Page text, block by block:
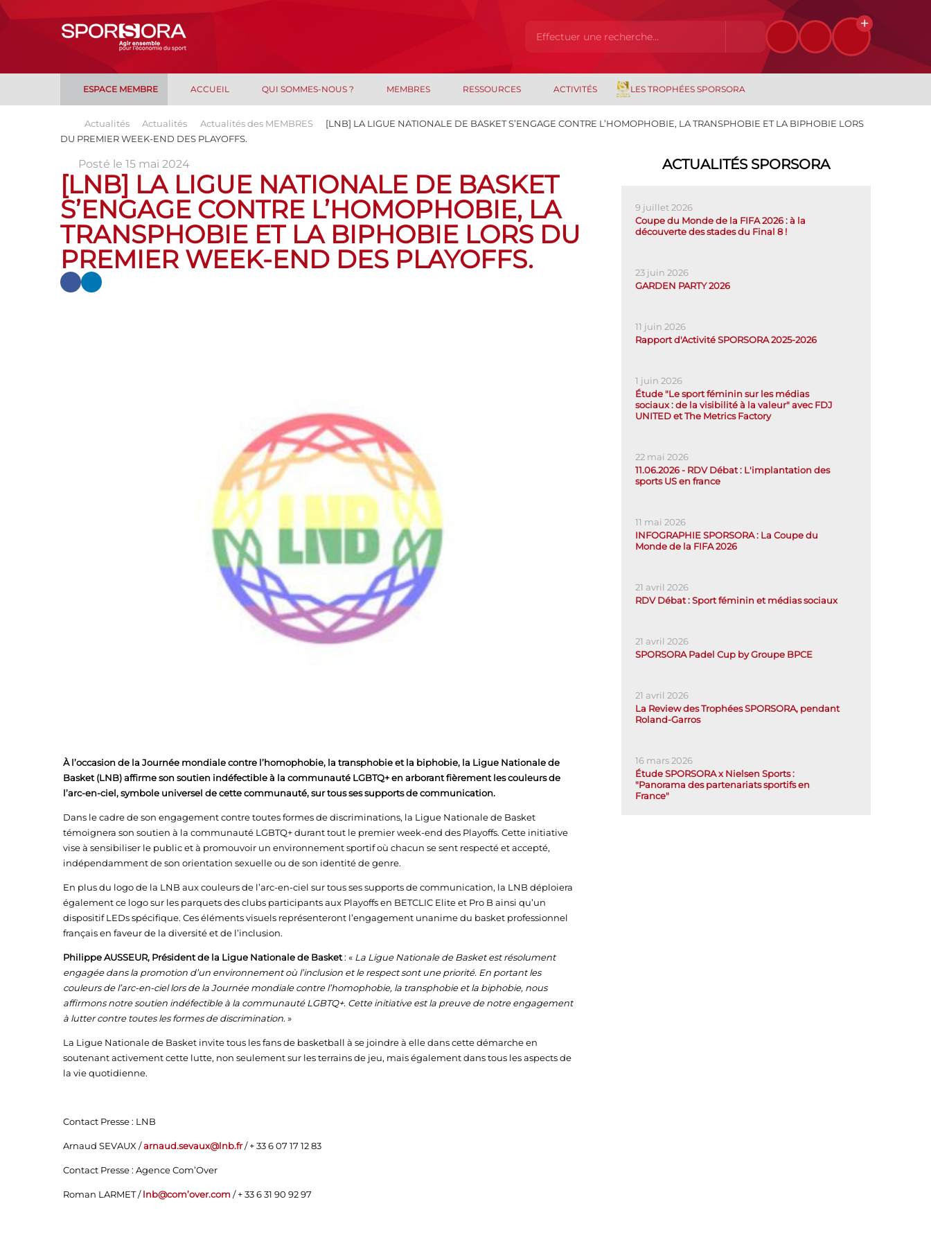
ESPACE MEMBRE ACCUEIL QUI SOMMES-NOUS ? MEMBRES RESSOURCES ACTIVITÉS LES TROPHÉES SPORSORA
Actualités Actualités Actualités des MEMBRES
[LNB] LA LIGUE NATIONALE DE BASKET S’ENGAGE CONTRE L’HOMOPHOBIE, LA TRANSPHOBIE ET LA BIPHOBIE LORS
DU PREMIER WEEK-END DES PLAYOFFS.
Posté le 15 mai 2024
[LNB] LA LIGUE NATIONALE DE BASKET
S’ENGAGE CONTRE L’HOMOPHOBIE, LA
TRANSPHOBIE ET LA BIPHOBIE LORS DU
PREMIER WEEK-END DES PLAYOFFS.
À l’occasion de la Journée mondiale contre l’homophobie, la transphobie et la biphobie, la Ligue Nationale de
Basket (LNB) affirme son soutien indéfectible à la communauté LGBTQ+ en arborant fièrement les couleurs de
l’arc-en-ciel, symbole universel de cette communauté, sur tous ses supports de communication.
Dans le cadre de son engagement contre toutes formes de discriminations, la Ligue Nationale de Basket
témoignera son soutien à la communauté LGBTQ+ durant tout le premier week-end des Playoffs. Cette initiative
vise à sensibiliser le public et à promouvoir un environnement sportif où chacun se sent respecté et accepté,
indépendamment de son orientation sexuelle ou de son identité de genre.
En plus du logo de la LNB aux couleurs de l’arc-en-ciel sur tous ses supports de communication, la LNB déploiera
également ce logo sur les parquets des clubs participants aux Playoffs en BETCLIC Elite et Pro B ainsi qu’un
dispositif LEDs spécifique. Ces éléments visuels représenteront l’engagement unanime du basket professionnel
français en faveur de la diversité et de l’inclusion.
Philippe AUSSEUR, Président de la Ligue Nationale de Basket: « La Ligue Nationale de Basket est résolument
engagée dans la promotion d’un environnement où l’inclusion et le respect sont une priorité. En portant les
couleurs de l’arc-en-ciel lors de la Journée mondiale contre l’homophobie, la transphobie et la biphobie, nous
affirmons notre soutien indéfectible à la communauté LGBTQ+. Cette initiative est la preuve de notre engagement
à lutter contre toutes les formes de discrimination. »
La Ligue Nationale de Basket invite tous les fans de basketball à se joindre à elle dans cette démarche en
soutenant activement cette lutte, non seulement sur les terrains de jeu, mais également dans tous les aspects de
la vie quotidienne.
Contact Presse : LNB
Arnaud SEVAUX /arnaud.sevaux@lnb.fr/ + 33 6 07 17 12 83
Contact Presse : Agence Com’Over
Roman LARMET /lnb@com’over.com/ + 33 6 31 90 92 97
ACTUALITÉS SPORSORA
9 juillet 2026
Coupe du Monde de la FIFA 2026 : à la
découverte des stades du Final 8 !
23 juin 2026
GARDEN PARTY 2026
11 juin 2026
Rapport d'Activité SPORSORA 2025-2026
1 juin 2026
Étude "Le sport féminin sur les médias
sociaux : de la visibilité à la valeur" avec FDJ
UNITED et The Metrics Factory
22 mai 2026
11.06.2026 - RDV Débat : L'implantation des
sports US en france
11 mai 2026
INFOGRAPHIE SPORSORA : La Coupe du
Monde de la FIFA 2026
21 avril 2026
RDV Débat : Sport féminin et médias sociaux
21 avril 2026
SPORSORA Padel Cup by Groupe BPCE
21 avril 2026
La Review des Trophées SPORSORA, pendant
Roland-Garros
16 mars 2026
Étude SPORSORA x Nielsen Sports :
"Panorama des partenariats sportifs en
France"